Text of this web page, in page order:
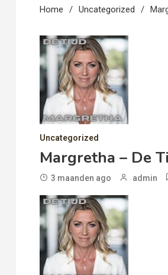
Home Uncategorized
Uncategorized
Margretha – De
3 maanden ago admin